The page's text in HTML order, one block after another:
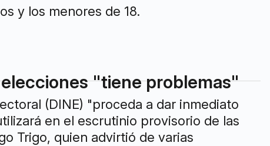
y los menores de 18.
"tiene problemas"
(DINE) "proceda a dar inmediato
en el escrutinio provisorio de las
Trigo, quien advirtió de varias